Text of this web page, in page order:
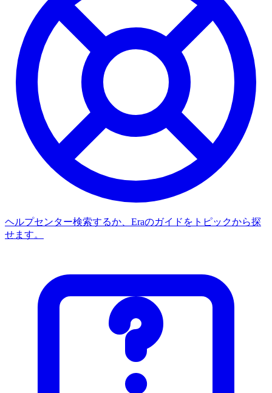
ヘルプセンター検索するか、Eraのガイドをトピックから探
せます。